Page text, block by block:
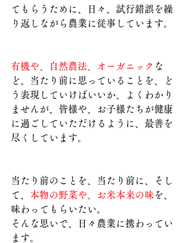
てもらうために、日々、試行錯誤を繰
り返しながら農業に従事しています。
有機や、自然農法、オーガニック な
ど、当たり前に思っていることを、ど
う表現していけばいいか、よくわかり
ませんが、皆様や、お子様たちが健康
に過ごしていただけるように、最善を
尽くしています。
当たり前のことを、当たり前に、そし
て、 本物の野菜や、お米本来の味 を、
味わってもらいたい。
そんな思いで、日々農業に携わってい
ます。